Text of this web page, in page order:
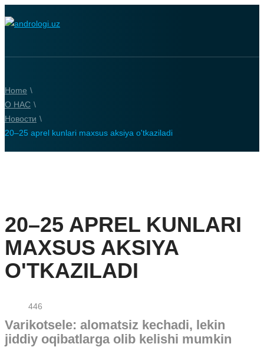
Home \
О НАС \
Новости \
20–25 aprel kunlari maxsus aksiya o'tkaziladi
20–25 APREL KUNLARI
MAXSUS AKSIYA
O'TKAZILADI
446
Varikotsele: alomatsiz kechadi, lekin
jiddiy oqibatlarga olib kelishi mumkin